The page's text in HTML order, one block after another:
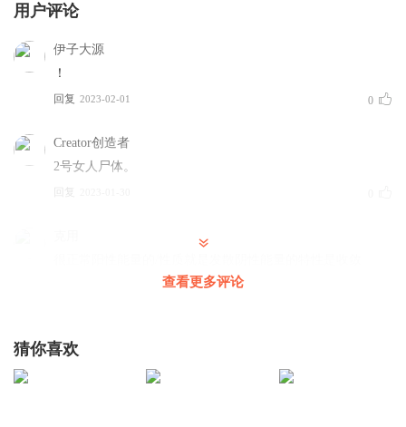
用户评论
伊子大源
！
回复 2023-02-01 0
Creator创造者
2号女人尸体。
回复
查看更多评论
猜你喜欢